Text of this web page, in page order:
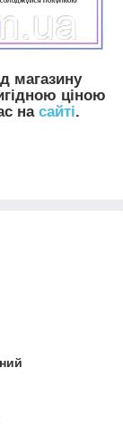
магазину
ціною
на сайті.